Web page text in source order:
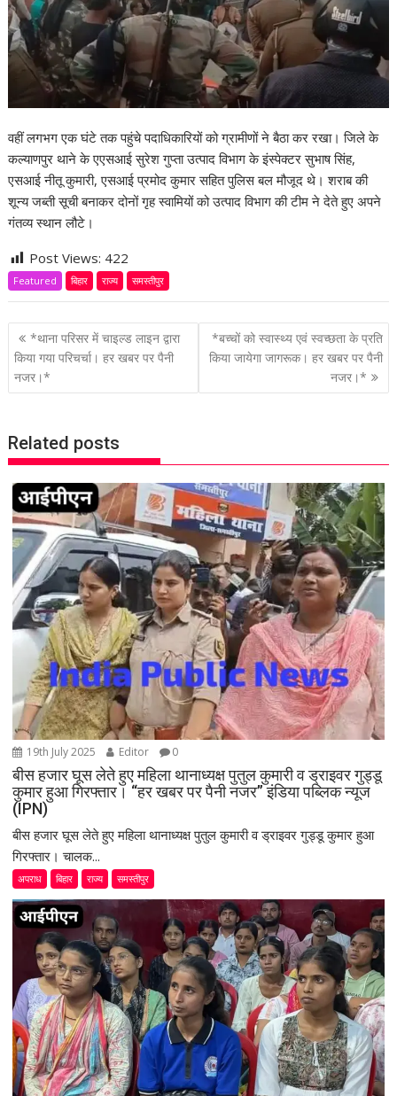
वहीं लगभग एक घंटे तक पहुंचे पदाधिकारियों को ग्रामीणों ने बैठा कर रखा। जिले के
कल्याणपुर थाने के एएसआई सुरेश गुप्ता उत्पाद विभाग के इंस्पेक्टर सुभाष सिंह,
एसआई नीतू कुमारी, एसआई प्रमोद कुमार सहित पुलिस बल मौजूद थे। शराब की
शून्य जब्ती सूची बनाकर दोनों गृह स्वामियों को उत्पाद विभाग की टीम ने देते हुए अपने
गंतव्य स्थान लौटे।
Post Views: 422
Featured बिहार राज्य समस्तीपुर
P
o
s
n
a
g
a
t
i
o
n
*थाना परिसर में चाइल्ड लाइन द्वारा
किया गया परिचर्चा। हर खबर पर पैनी
नजर।*
*बच्चों को स्वास्थ्य एवं स्वच्छता के प्रति
किया जायेगा जागरूक। हर खबर पर पैनी
नजर।*
Related posts
19th July 2025 Editor 0
बीस हजार घूस लेते हुए महिला थानाध्यक्ष पुतुल कुमारी व ड्राइवर गुड्डू
कुमार हुआ गिरफ्तार। “हर खबर पर पैनी नजर” इंडिया पब्लिक न्यूज
(IPN)
बीस हजार घूस लेते हुए महिला थानाध्यक्ष पुतुल कुमारी व ड्राइवर गुड्डू कुमार हुआ
गिरफ्तार। चालक...
अपराध बिहार राज्य समस्तीपुर